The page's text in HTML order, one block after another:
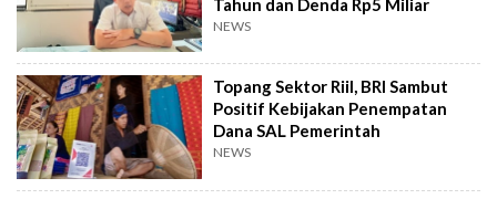
Tahun dan Denda Rp5 Miliar
NEWS
Topang Sektor Riil, BRI Sambut
Positif Kebijakan Penempatan
Dana SAL Pemerintah
NEWS